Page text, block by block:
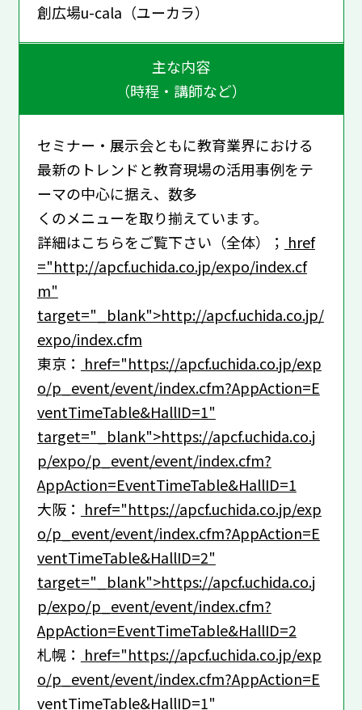
創広場u-cala（ユーカラ）
主な内容
（時程・講師など）
セミナー・展示会ともに教育業界における
最新のトレンドと教育現場の活用事例をテ
ーマの中心に据え、数多
くのメニューを取り揃えています。
詳細はこちらをご覧下さい（全体）； href
="http://apcf.uchida.co.jp/expo/index.cf
m"
target="_blank">http://apcf.uchida.co.jp/
expo/index.cfm
東京： href="https://apcf.uchida.co.jp/exp
o/p_event/event/index.cfm?AppAction=E
ventTimeTable&HallID=1"
target="_blank">https://apcf.uchida.co.j
p/expo/p_event/event/index.cfm?
AppAction=EventTimeTable&HallID=1
大阪： href="https://apcf.uchida.co.jp/exp
o/p_event/event/index.cfm?AppAction=E
ventTimeTable&HallID=2"
target="_blank">https://apcf.uchida.co.j
p/expo/p_event/event/index.cfm?
AppAction=EventTimeTable&HallID=2
札幌： href="https://apcf.uchida.co.jp/exp
o/p_event/event/index.cfm?AppAction=E
ventTimeTable&HallID=1"